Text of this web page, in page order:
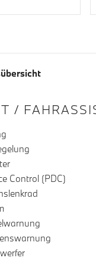
/
Control (PDC)